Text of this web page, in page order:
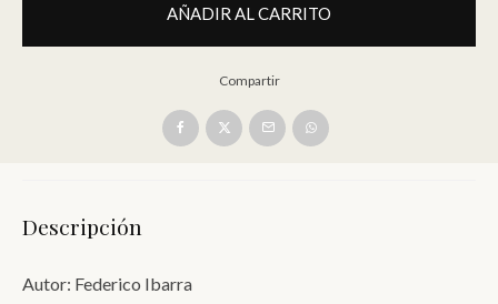
AÑADIR AL CARRITO
Compartir
Descripción
Autor: Federico Ibarra